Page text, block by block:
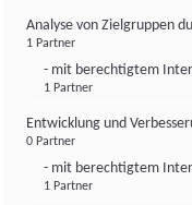
Analyse von Zielgruppen
1 Partner
- mit berechtigtem
1 Partner
Entwicklung und
0 Partner
- mit berechtigtem
1 Partner